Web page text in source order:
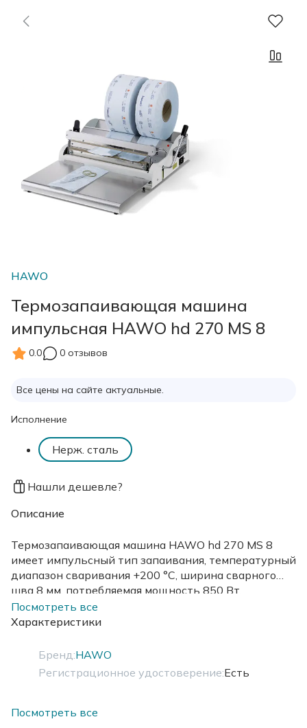
HAWO
Термозапаивающая машина
импульсная HAWO hd 270 MS 8
0.0 0 отзывов
Все цены на сайте актуальные.
Исполнение
Нерж. сталь
Нашли дешевле?
Описание
Термозапаивающая машина HAWO hd 270 MS 8
имеет импульсный тип запаивания, температурный
диапазон сваривания +200 °С, ширина сварного
шва 8 мм, потребляемая мощность 850 Вт.
Посмотреть все
Характеристики
Бренд:HAWO
Регистрационное удостоверение:Есть
Посмотреть все